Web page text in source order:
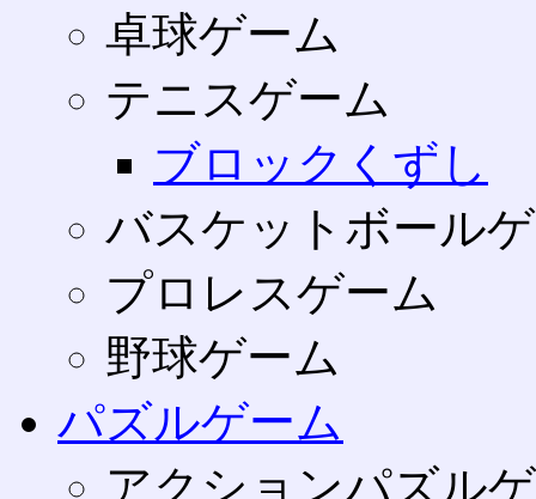
卓球ゲーム
テニスゲーム
ブロックくずし
バスケットボール
プロレスゲーム
野球ゲーム
パズルゲーム
アクションパズル